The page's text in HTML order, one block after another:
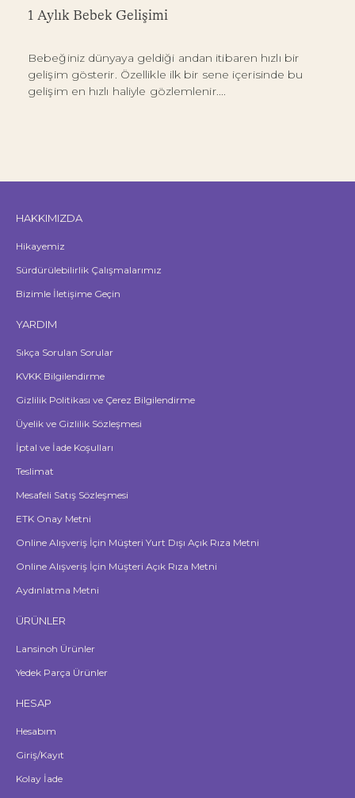
1 Aylık Bebek Gelişimi
Bebeğiniz dünyaya geldiği andan itibaren hızlı bir
gelişim gösterir. Özellikle ilk bir sene içerisinde bu
gelişim en hızlı haliyle gözlemlenir....
HAKKIMIZDA
Hikayemiz
Sürdürülebilirlik Çalışmalarımız
Bizimle İletişime Geçin
YARDIM
Sıkça Sorulan Sorular
KVKK Bilgilendirme
Gizlilik Politikası ve Çerez Bilgilendirme
Üyelik ve Gizlilik Sözleşmesi
İptal ve İade Koşulları
Teslimat
Mesafeli Satış Sözleşmesi
ETK Onay Metni
Online Alışveriş İçin Müşteri Yurt Dışı Açık Rıza Metni
Online Alışveriş İçin Müşteri Açık Rıza Metni
Aydınlatma Metni
ÜRÜNLER
Lansinoh Ürünler
Yedek Parça Ürünler
HESAP
Hesabım
Giriş/Kayıt
Kolay İade